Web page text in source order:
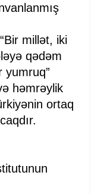
millət, iki
qədəm
yumruq”
həmrəylik
ortaq